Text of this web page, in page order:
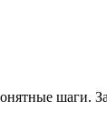
шаги.